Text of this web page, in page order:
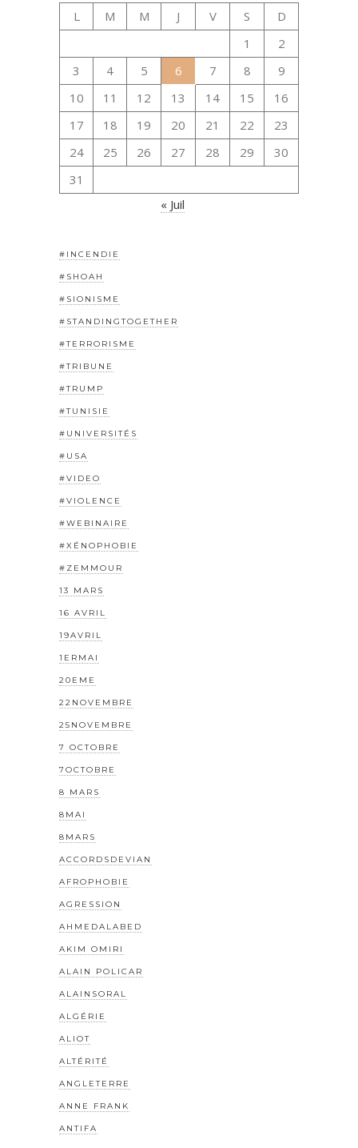
L M M J V S
D
1
2
3
4 5 6 7 8
9
10
11 12 13 14 15
16
17
18 19 20 21 22
23
24
25 26 27 28 29
30
31
« Juil
#INCENDIE
#SHOAH
#SIONISME
#STANDINGTOGETHER
#TERRORISME
#TRIBUNE
#TRUMP
#TUNISIE
#UNIVERSITÉS
#USA
#VIDEO
#VIOLENCE
#WEBINAIRE
#XÉNOPHOBIE
#ZEMMOUR
13 MARS
16 AVRIL
19AVRIL
1ERMAI
20EME
22NOVEMBRE
25NOVEMBRE
7 OCTOBRE
7OCTOBRE
8 MARS
8MAI
8MARS
ACCORDSDEVIAN
AFROPHOBIE
AGRESSION
AHMEDALABED
AKIM OMIRI
ALAIN POLICAR
ALAINSORAL
ALGÉRIE
ALIOT
ALTÉRITÉ
ANGLETERRE
ANNE FRANK
ANTIFA